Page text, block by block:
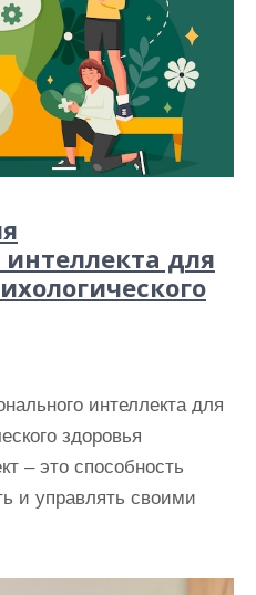
для
интеллекта для
здоровья
– это способность
и управлять своими